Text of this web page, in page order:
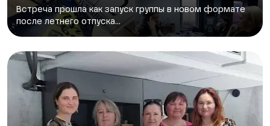
Встреча прошла как запуск группы в новом формате
после летнего отпуска...